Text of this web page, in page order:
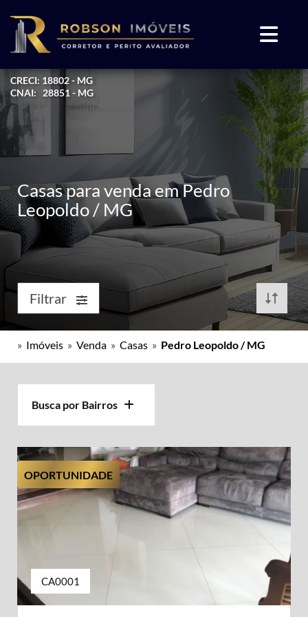
CRECI: 18802 - MG
CNAI: 28851 - MG
Casas para venda em Pedro
Leopoldo / MG
Filtrar
» Imóveis » Venda » Casas » Pedro Leopoldo / MG
Busca por Bairros
OPORTUNIDADE
CA0001